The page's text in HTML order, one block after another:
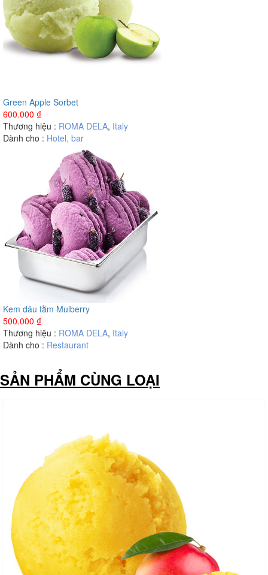
Green Apple Sorbet
600.000 ₫
Thương hiệu : ROMA DELA, Italy
Dành cho : Hotel, bar
Kem dâu tằm Mulberry
500.000 ₫
Thương hiệu : ROMA DELA, Italy
Dành cho : Restaurant
SẢN PHẨM CÙNG LOẠI